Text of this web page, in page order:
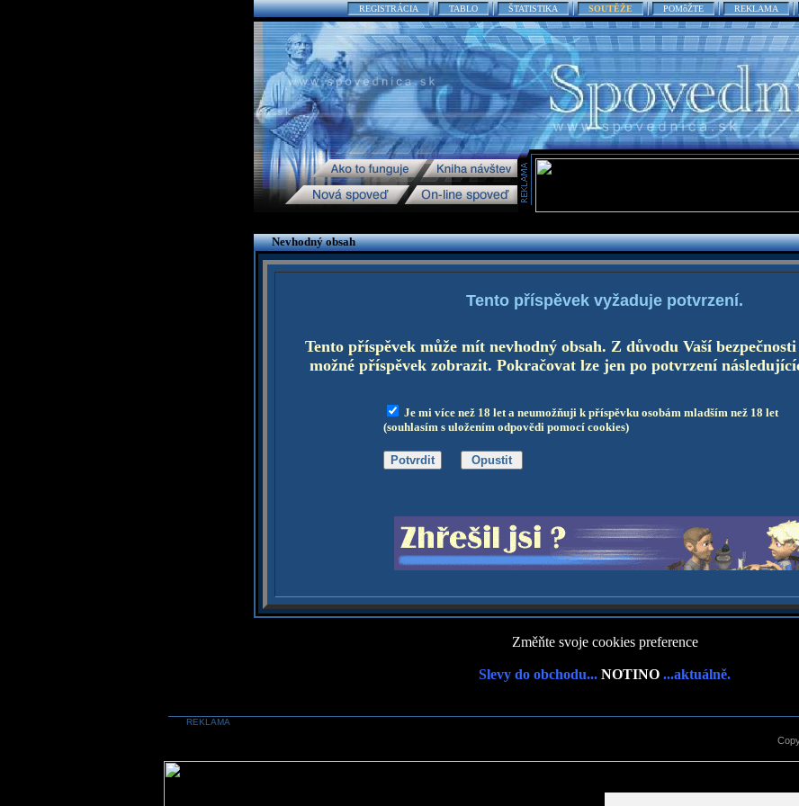
REGISTRÁCIA TABLO ŠTATISTIKA SOUTĚŽE POMôŽTE REKLAMA
Nevhodný obsah
Tento příspěvek vyžaduje potvrzení.
Tento příspěvek může mít nevhodný obsah. Z důvodu Vaší
možné příspěvek zobrazit. Pokračovat lze jen po potvrzení
Je mi více než 18 let a neumožňuji k příspěvku osobám mladším než 18 let
(souhlasím s uložením odpovědi pomocí cookies)
Změňte svoje cookies preference
Slevy do obchodu... NOTINO ...aktuálně.
REKLAMA